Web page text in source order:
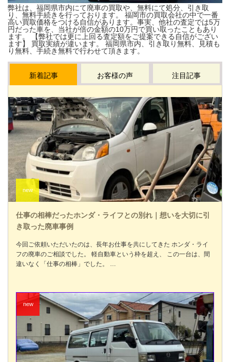
弊社は、福岡県市内にて廃車の買取や、無料にて処分、引き取
り、無料手続きを行っております。 福岡市の買取会社の中で一番
高い買取価格をつける自信があります。事実、他社の査定では5万
円だった車を、当社が倍の金額の10万円で買い取ったこともあり
ます。 【弊社では更に上回る査定額をご提案できる自信がござい
ます】 買取実績が違います。 福岡県市内、引き取り無料、見積も
り無料、手続き無料で行わせて頂きます。
新着記事 お客様の声 注目記事
仕事の相棒だったホンダ・ライフとの別れ｜想いを大切に引
き取った廃車事例
今回ご依頼いただいたのは、長年お仕事を共にしてきた ホンダ・ライ
フの廃車のご相談でした。 軽自動車という枠を超え、 この一台は、間
違いなく「仕事の相棒」でした。 …